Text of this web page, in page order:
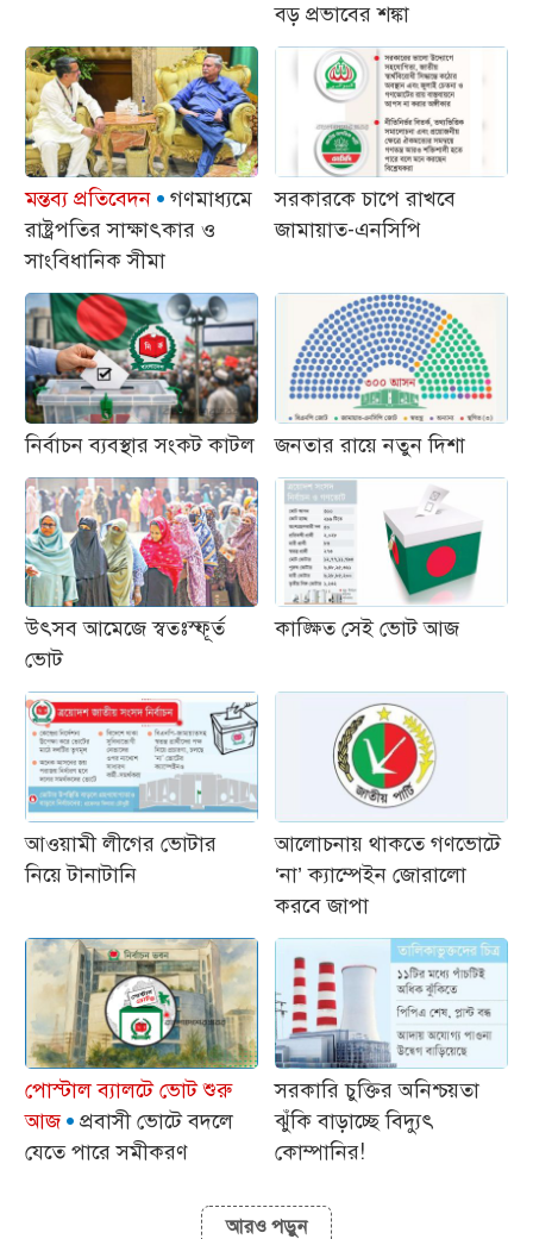
বড় প্রভাবের শঙ্কা
মন্তব্য প্রতিবেদন
গণমাধ্যমে
রাষ্ট্রপতির সাক্ষাৎকার ও
সাংবিধানিক সীমা
সরকারকে চাপে রাখবে
জামায়াত-এনসিপি
নির্বাচন ব্যবস্থার সংকট কাটল জনতার রায়ে নতুন দিশা
উৎসব আমেজে স্বতঃস্ফূর্ত
ভোট
কাঙ্ক্ষিত সেই ভোট আজ
আওয়ামী লীগের ভোটার
নিয়ে টানাটানি
আলোচনায় থাকতে গণভোটে
‘না’ ক্যাম্পেইন জোরালো
করবে জাপা
পোস্টাল ব্যালটে ভোট শুরু
আজ
প্রবাসী ভোটে বদলে
যেতে পারে সমীকরণ
সরকারি চুক্তির অনিশ্চয়তা
ঝুঁকি বাড়াচ্ছে বিদ্যুৎ
কোম্পানির!
আরও পড়ুন